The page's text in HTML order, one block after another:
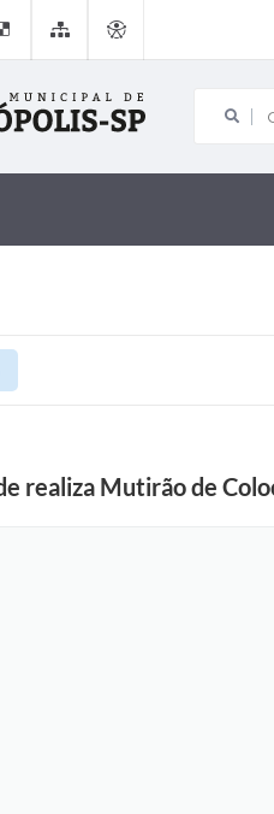
O que
realiza Mutirão de